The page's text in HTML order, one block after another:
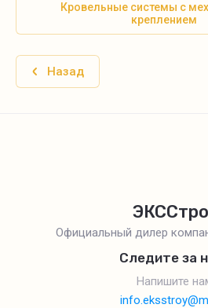
Кровельные системы с
креплением
Назад
Официальный дилер
Следите за
Напишите